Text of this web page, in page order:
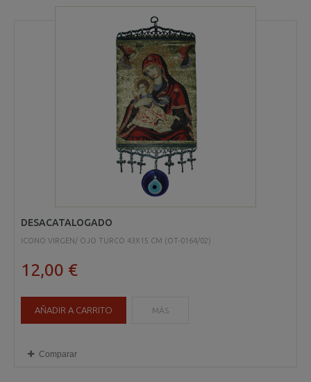
DESACATALOGADO
ICONO VIRGEN/ OJO TURCO 43X15 CM (OT-0164/02)
12,00 €
AÑADIR A CARRITO MÁS
Comparar